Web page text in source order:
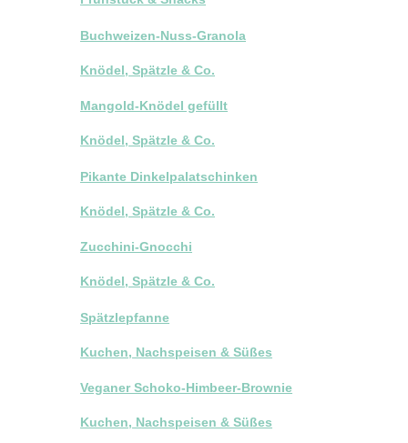
Buchweizen-Nuss-Granola
Knödel, Spätzle & Co.
Mangold-Knödel gefüllt
Knödel, Spätzle & Co.
Pikante Dinkelpalatschinken
Knödel, Spätzle & Co.
Zucchini-Gnocchi
Knödel, Spätzle & Co.
Spätzlepfanne
Kuchen, Nachspeisen & Süßes
Veganer Schoko-Himbeer-Brownie
Kuchen, Nachspeisen & Süßes